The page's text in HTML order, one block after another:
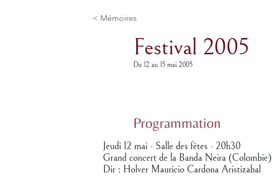
< Mémoires
Festival 2005
Du 12 au 15 mai 2005
Programmation
Jeudi 12 mai - Salle des fêtes - 20h30
Grand concert de la Banda Neira (Colombie)
Dir : Holver Mauricio Cardona Aristizabal